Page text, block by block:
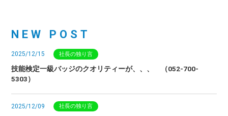
NEW POST
2025/12/15 社長の独り言
技能検定一級バッジのクオリティーが、、、 （052-700-
5303）
2025/12/09 社長の独り言